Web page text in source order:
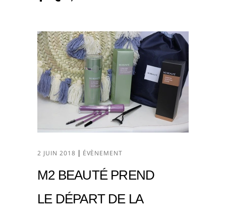
2 JUIN 2018 ÉVÈNEMENT
M2 BEAUTÉ PREND
LE DÉPART DE LA